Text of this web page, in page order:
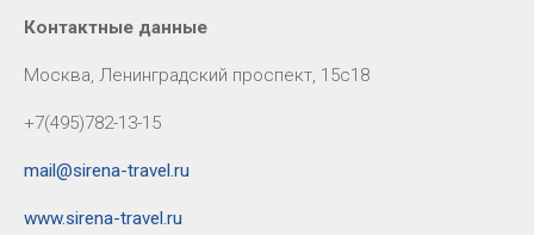
Контактные данные
Москва, Ленинградский проспект, 15с18
+7(495)782-13-15
mail@sirena-travel.ru
www.sirena-travel.ru